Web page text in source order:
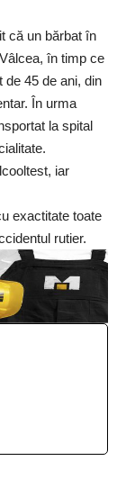
că un bărbat în
în timp ce
de 45 de ani, din
În urma
la spital
iar
exactitate toate
rutier.